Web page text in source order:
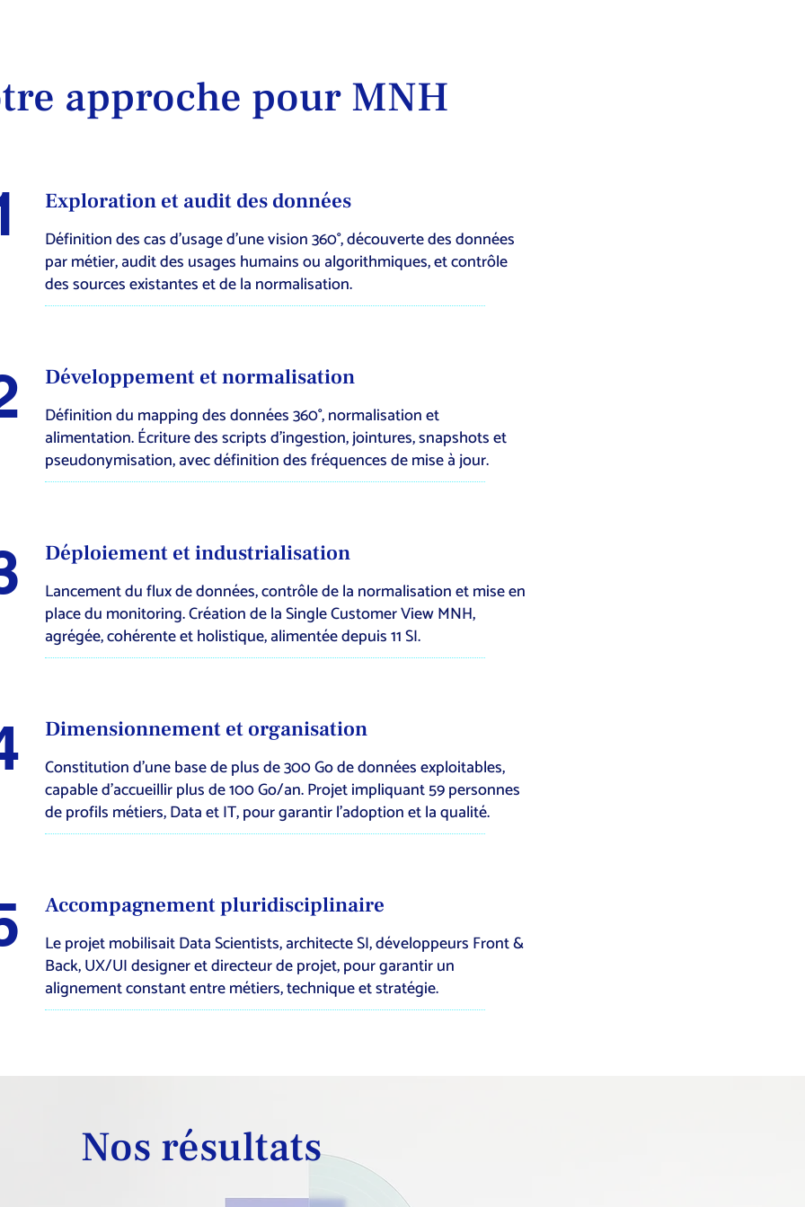
approche pour MNH
Exploration et audit des données
Définition des cas d’usage d’une vision 360°, découverte des données
par métier, audit des usages humains ou algorithmiques, et contrôle
des sources existantes et de la normalisation.
Développement et normalisation
Définition du mapping des données 360°, normalisation et
alimentation. Écriture des scripts d’ingestion, jointures, snapshots et
pseudonymisation, avec définition des fréquences de mise à jour.
Déploiement et industrialisation
Lancement du flux de données, contrôle de la normalisation et mise en
place du monitoring. Création de la Single Customer View MNH,
agrégée, cohérente et holistique, alimentée depuis 11 SI.
Dimensionnement et organisation
Constitution d’une base de plus de 300 Go de données exploitables,
capable d’accueillir plus de 100 Go/an. Projet impliquant 59 personnes
de profils métiers, Data et IT, pour garantir l’adoption et la qualité.
Accompagnement pluridisciplinaire
Le projet mobilisait Data Scientists, architecte SI, développeurs Front &
Back, UX/UI designer et directeur de projet, pour garantir un
alignement constant entre métiers, technique et stratégie.
Nos résultats